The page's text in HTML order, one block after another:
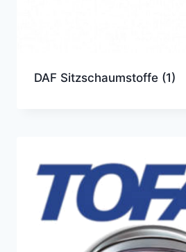
DAF Sitzschaumstoffe (1)